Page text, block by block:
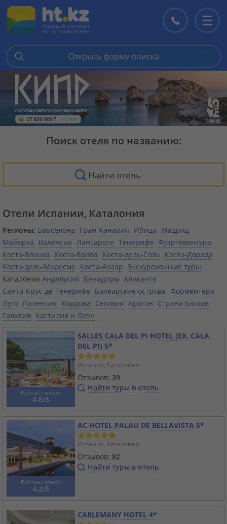
Контакты
Открыть форму поиска
Поиск отеля по названию:
Найти отель
Отели Испании, Каталония
Регионы: Барселона Гран-Канария Ибица Мадрид
Майорка Валенсия Лансароте Тенерифе Фуэртевентура
Коста-Бланка Коста-Брава Коста-дель-Соль Коста-Дорада
Коста-дель-Маресме Коста-Азаар Экскурсионные туры
Каталония Андалусия Бенидорм Аликанте
Санта-Крус-де-Тенерифе Балеарские острова Форментера
Луго Паленсия Кордова Сеговия Арагон Страна Басков
Галисия Кастилия и Леон
Рейтинг отеля:
4.8/5
SALLES CALA DEL PI HOTEL (EX. CALA
DEL PI) 5*
Испания, Каталония
Отзывов: 39
Найти туры в отель
Рейтинг отеля:
4.2/5
AC HOTEL PALAU DE BELLAVISTA 5*
Испания, Каталония
Отзывов: 82
Найти туры в отель
CARLEMANY HOTEL 4*